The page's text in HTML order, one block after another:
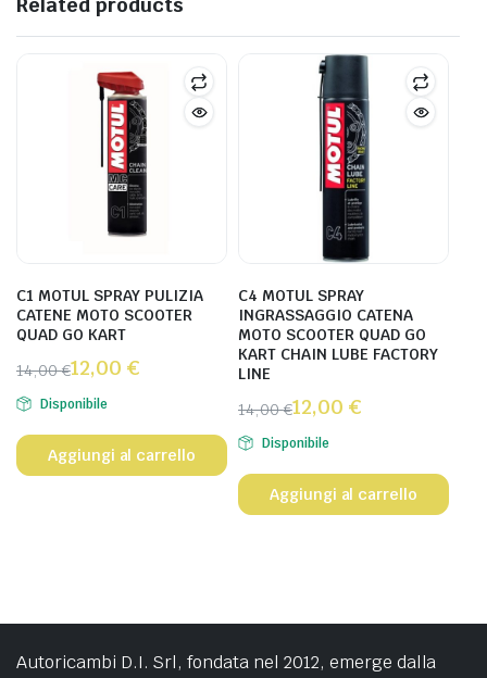
C1 MOTUL SPRAY PULIZIA
CATENE MOTO SCOOTER
QUAD GO KART
14,00€12,00 €
Disponibile
Aggiungi al carrello
C4 MOTUL SPRAY
INGRASSAGGIO CATENA
MOTO SCOOTER QUAD GO
KART CHAIN LUBE FACTORY
LINE
14,00€12,00 €
Disponibile
Aggiungi al carrello
Autoricambi D.I. Srl, fondata nel 2012, emerge dalla